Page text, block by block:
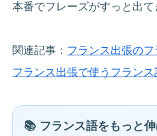
本番でフレーズがすっと出て
関連記事： フランス出張の
フランス出張で使うフランス
📚 フランス語をもっと